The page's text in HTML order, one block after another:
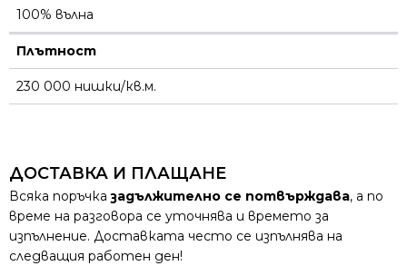
100% вълна
Плътност
230 000 нишки/кв.м.
ДОСТАВКА И ПЛАЩАНЕ
Всяка поръчказадължително се потвърждава, а по
време на разговора се уточнява и времето за
изпълнение. Доставката често се изпълнява на
следващия работен ден!